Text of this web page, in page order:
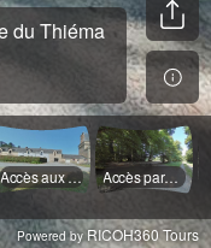
du Thiéma
Accès aux Gîtes Accès parking Domaine
Powered by RICOH360 Tours